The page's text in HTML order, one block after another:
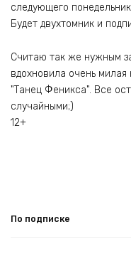
следующего
Будет двухтомник и
Считаю так же нужным
вдохновила очень
"Танец Феникса". Все
случайными;)
12+
По подписке